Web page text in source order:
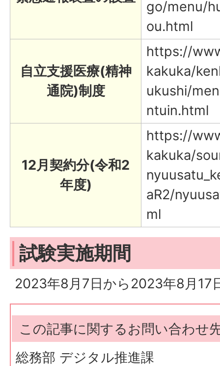
go/menu/
ou.html
自立支援医療(精神
通院)制度
https://
kakuka/
ukushi/
ntuin.html
12月契約分(令和2
年度)
https://
kakuka/
aR2/
ml
試験実施期間
2023年8月7日から2023年8月17
この記事に関するお問い合わせ
総務部 デジタル推進課